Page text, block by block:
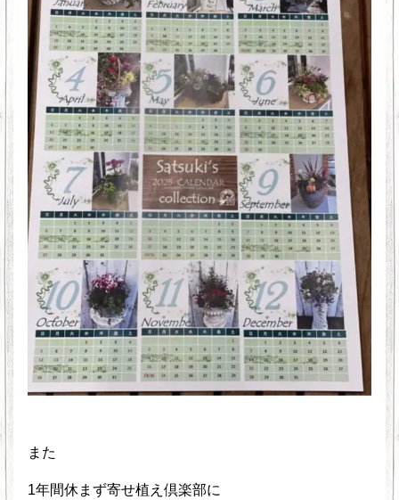
また
1年間休まず寄せ植え倶楽部に